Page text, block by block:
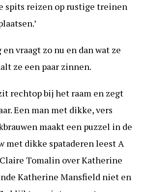
spits reizen op rustige treinen
vraagt zo nu en dan wat ze
ze een paar zinnen.
rechtop bij het raam en zegt
Een man met dikke, vers
maakt een puzzel in de
met dikke spataderen leest A
Tomalin over Katherine
Katherine Mansfield niet en